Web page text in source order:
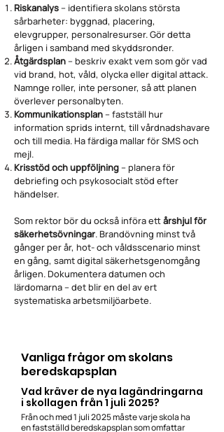
Riskanalys– identifiera skolans största
sårbarheter: byggnad, placering,
elevgrupper, personalresurser. Gör detta
årligen i samband med skyddsronder.
Åtgärdsplan– beskriv exakt vem som gör vad
vid brand, hot, våld, olycka eller digital attack.
Namnge roller, inte personer, så att planen
överlever personalbyten.
Kommunikationsplan– fastställ hur
information sprids internt, till vårdnadshavare
och till media. Ha färdiga mallar för SMS och
mejl.
Krisstöd och uppföljning– planera för
debriefing och psykosocialt stöd efter
händelser.
Som rektor bör du också införa ettårshjul för
säkerhetsövningar. Brandövning minst två
gånger per år, hot- och våldsscenario minst
en gång, samt digital säkerhetsgenomgång
årligen. Dokumentera datumen och
lärdomarna – det blir en del av ert
systematiska arbetsmiljöarbete.
Vanliga frågor om skolans
beredskapsplan
Vad kräver de nya lagändringarna
i skollagen från 1 juli 2025?
Från och med 1 juli 2025 måste varje skola ha
en fastställd beredskapsplan som omfattar